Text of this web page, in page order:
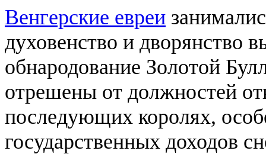
Венгерские евреи
духовенство и дворянство
обнародование Золотой
отрешены от должностей
последующих королях,
государственных доходов